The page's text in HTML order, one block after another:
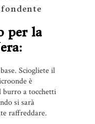
per la
Sciogliete il
è
burro a tocchetti
si sarà
raffreddare.